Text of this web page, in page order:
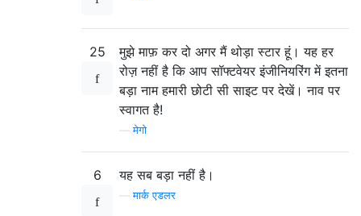
25
मुझे माफ़ कर दो अगर मैं थोड़ा स्टार हूं। यह हर
रोज़ नहीं है कि आप सॉफ्टवेयर इंजीनियरिंग में इतना
बड़ा नाम हमारी छोटी सी साइट पर देखें। नाव पर
स्वागत है!
—मेगो
6 यह सब बड़ा नहीं है।
—मार्क एडलर